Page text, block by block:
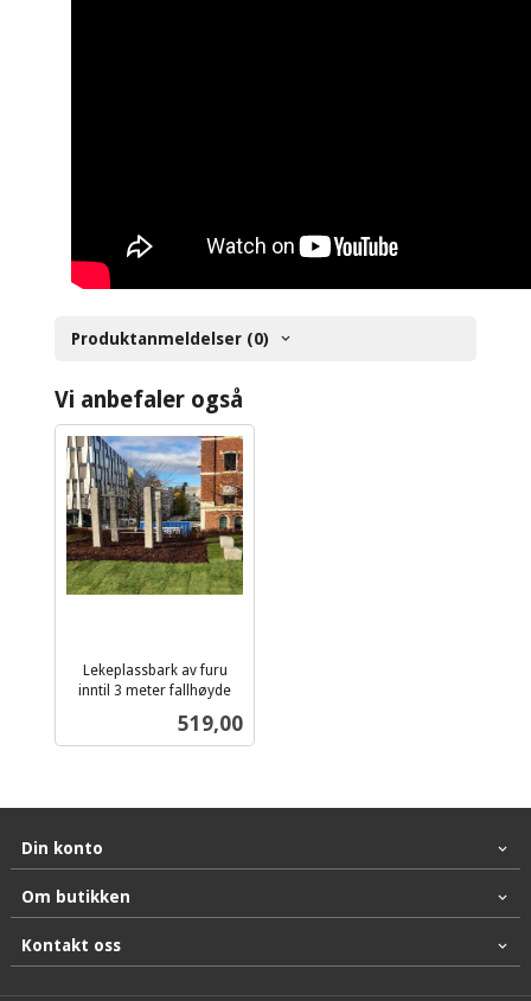
Produktanmeldelser (0)
Vi anbefaler også
Lekeplassbark av furu
inntil 3 meter fallhøyde
Pris
519,00
Din konto
Om butikken
Kontakt oss